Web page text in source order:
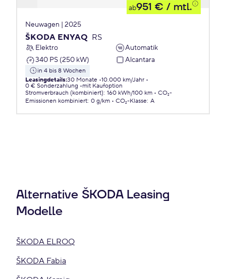
ab951 € / mtl.
Neuwagen | 2025
ŠKODA ENYAQ RS
Elektro
Automatik
340 PS (250 kW)
Alcantara
in 4 bis 8 Wochen
Leasingdetails:30 Monate 10.000 km/Jahr
0 € Sonderzahlung
mit Kaufoption
Stromverbrauch (kombiniert): 160 kWh/100 km
CO₂-
Emissionen kombiniert: 0 g/km CO₂-Klasse: A
Alternative ŠKODA Leasing
Modelle
ŠKODA ELROQ
ŠKODA Fabia